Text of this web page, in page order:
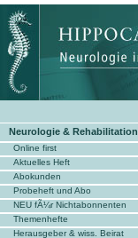
Neurologie & Rehabilitation
Online first
Aktuelles Heft
Abokunden
Probeheft und Abo
NEU fÃ¼r Nichtabonnenten
Themenhefte
Herausgeber & wiss. Beirat